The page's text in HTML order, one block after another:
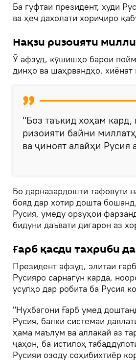
Ба гуфтаи президент, худи
ва ҳеч дахолати хориҷиро
Нақзи ризоияти
Ӯ афзуд, кӯшишҳо барои
динҳо ва шаҳрвандҳо, хиёнат
"Боз таъкид хоҳам
ризоияти байни
ва ҷиноят алайҳи Русия
Бо дарназардошти тафовути
бояд дар хотир дошта
Русия, умеду орзуҳои
бидуни даъвати дигарон аз
Ғарб қасди тахриби
Президент афзуд, элитаи
Русияро сарнагун карда,
усулҳо дар робита ба Русия
"Нухбагони Ғарб умед
Русия, балки системаи
ҳама маълум ва аллакай аз
ҷаҳон, ба истилоҳ
Русияи озоду соҳибихтиёр